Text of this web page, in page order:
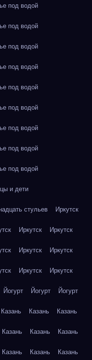
под водой
под водой
под водой
под водой
под водой
под водой
под водой
под водой
под водой
и дети
стульев Иркутск
Иркутск Иркутск
Иркутск Иркутск
Иркутск Иркутск
Йогурт Йогурт Йогурт
Казань Казань Казань
Казань Казань Казань
Казань Казань Казань